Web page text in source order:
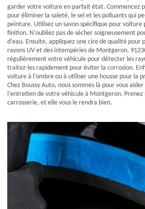
garder votre voiture en parfait état. Commencez
pour éliminer la saleté, le sel et les polluants qui
peinture. Utilisez un savon spécifique pour
finition. N'oubliez pas de sécher soigneusement
d'eau. Ensuite, appliquez une cire de qualité pour
rayons UV et des intempéries de Montgeron,
régulièrement votre véhicule pour détecter les
traitez-les rapidement pour éviter la corrosion.
voiture à l'ombre ou à utiliser une housse pour la
Chez Boussy Auto, nous sommes là pour vous
l'entretien de votre véhicule à Montgeron. Prenez
carrosserie, et elle vous le rendra bien.